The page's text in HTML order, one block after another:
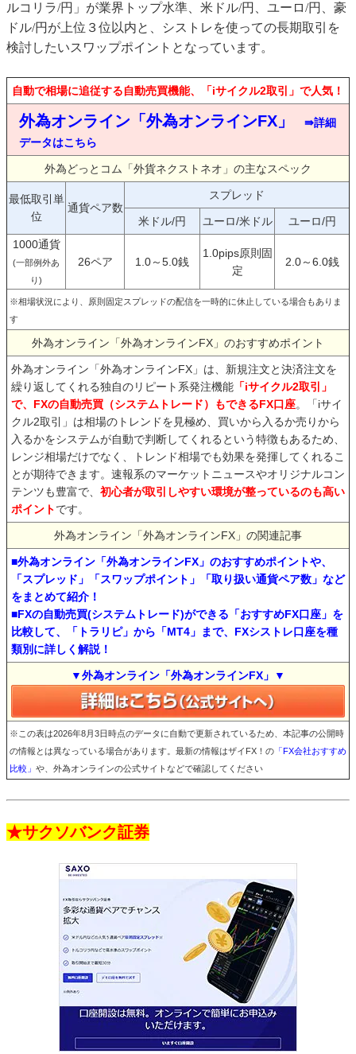
ルコリラ/円」が業界トップ水準、米ドル/円、ユーロ/円、豪
ドル/円が上位３位以内と、シストレを使っての長期取引を
検討したいスワップポイントとなっています。
自動で相場に追従する自動売買機能、「iサイクル2取引」で人気！
外為オンライン「外為オンラインFX」
⇛詳細
データはこちら
外為どっとコム「外貨ネクストネオ」の主なスペック
最低取引単
位
通貨ペア数
スプレッド
米ドル/円 ユーロ/米ドル
ユーロ/円
1000通貨
(一部例外あ
り)
26ペア 1.0～5.0銭
1.0pips原則固
定
2.0～6.0銭
※相場状況により、原則固定スプレッドの配信を一時的に休止している場合もありま
す
外為オンライン「外為オンラインFX」のおすすめポイント
外為オンライン「外為オンラインFX」は、新規注文と決済注文を
繰り返してくれる独自のリピート系発注機能 「iサイクル2取引」
で、FXの自動売買（システムトレード）もできるFX口座。「iサイ
クル2取引」は相場のトレンドを見極め、買いから入るか売りから
入るかをシステムが自動で判断してくれるという特徴もあるため、
レンジ相場だけでなく、トレンド相場でも効果を発揮してくれるこ
とが期待できます。速報系のマーケットニュースやオリジナルコン
テンツも豊富で、 初心者が取引しやすい環境が整っているのも高い
ポイントです。
外為オンライン「外為オンラインFX」の関連記事
■外為オンライン「外為オンラインFX」のおすすめポイントや、
「スプレッド」「スワップポイント」「取り扱い通貨ペア数」など
をまとめて紹介！
■FXの自動売買(システムトレード)ができる「おすすめFX口座」を
比較して、「トラリピ」から「MT4」まで、FXシストレ口座を種
類別に詳しく解説！
▼外為オンライン「外為オンラインFX」▼
※この表は2026年8月3日時点のデータに自動で更新されているため、本記事の公開時
の情報とは異なっている場合があります。最新の情報はザイFX！の 「FX会社おすすめ
比較」 や、外為オンラインの公式サイトなどで確認してください
★サクソバンク証券